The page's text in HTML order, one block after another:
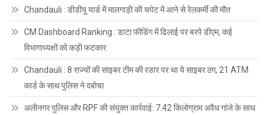
Chandauli : डीडीयू यार्ड में मालगाड़ी की चपेट में आने से रेलकर्मी की मौत
CM Dashboard Ranking : डाटा फीडिंग में ढिलाई पर बरपे डीएम, कई
विभागाध्यक्षों को कड़ी फटकार
Chandauli : 8 राज्यों की साइबर टीम की रडार पर था ये साइबर ठग, 21 ATM
कार्ड के साथ पुलिस ने दबोचा
अलीनगर पुलिस और RPF की संयुक्त कार्रवाई: 7.42 किलोग्राम अवैध गांजे के साथ